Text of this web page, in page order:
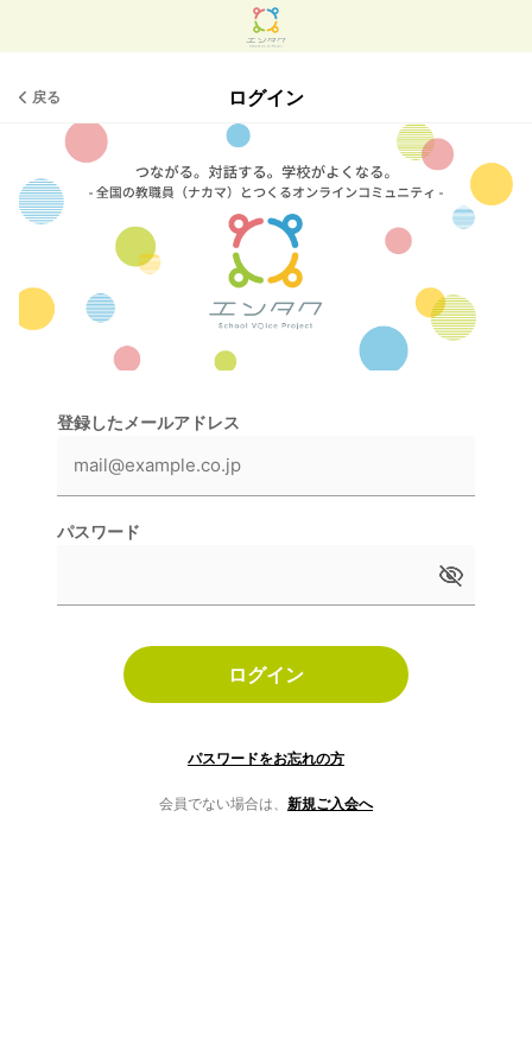
戻る ログイン
登録したメールアドレス
パスワード
ログイン
パスワードをお忘れの方
会員でない場合は、 新規ご入会へ